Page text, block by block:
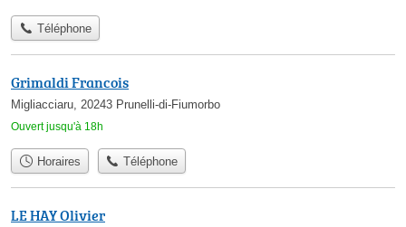
Téléphone
Grimaldi Francois
Migliacciaru, 20243 Prunelli-di-Fiumorbo
Ouvert jusqu'à 18h
Horaires Téléphone
LE HAY Olivier